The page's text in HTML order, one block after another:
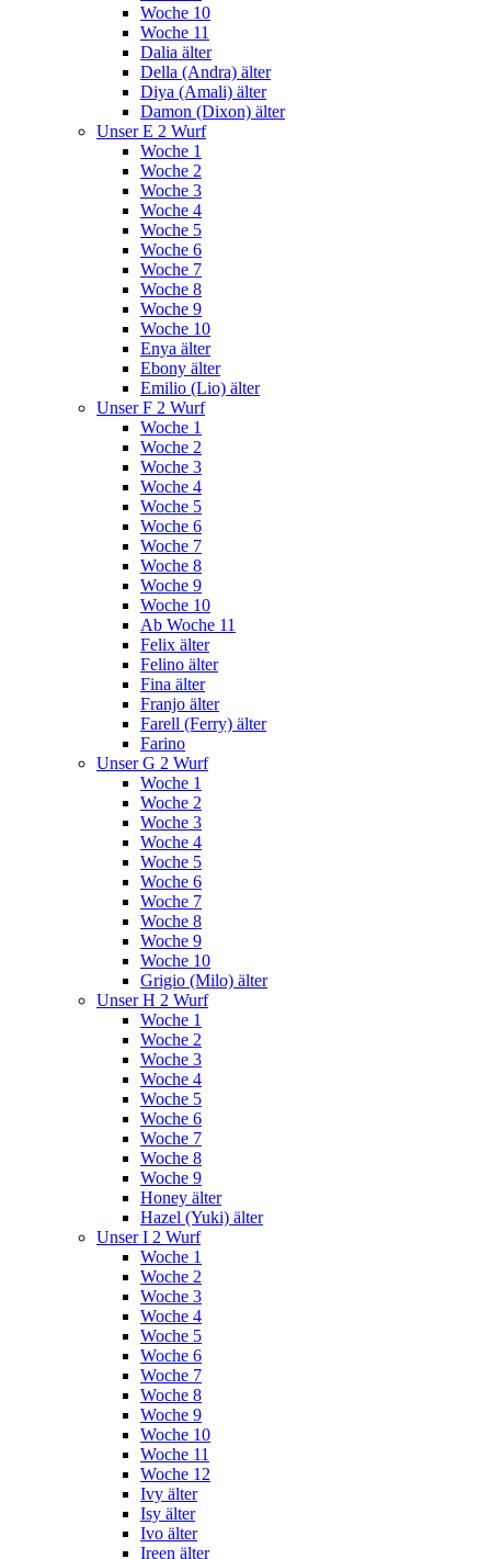
Woche 10
Woche 11
Dalia älter
Della (Andra) älter
Diya (Amali) älter
Damon (Dixon) älter
Unser E 2 Wurf
Woche 1
Woche 2
Woche 3
Woche 4
Woche 5
Woche 6
Woche 7
Woche 8
Woche 9
Woche 10
Enya älter
Ebony älter
Emilio (Lio) älter
Unser F 2 Wurf
Woche 1
Woche 2
Woche 3
Woche 4
Woche 5
Woche 6
Woche 7
Woche 8
Woche 9
Woche 10
Ab Woche 11
Felix älter
Felino älter
Fina älter
Franjo älter
Farell (Ferry) älter
Farino
Unser G 2 Wurf
Woche 1
Woche 2
Woche 3
Woche 4
Woche 5
Woche 6
Woche 7
Woche 8
Woche 9
Woche 10
Grigio (Milo) älter
Unser H 2 Wurf
Woche 1
Woche 2
Woche 3
Woche 4
Woche 5
Woche 6
Woche 7
Woche 8
Woche 9
Honey älter
Hazel (Yuki) älter
Unser I 2 Wurf
Woche 1
Woche 2
Woche 3
Woche 4
Woche 5
Woche 6
Woche 7
Woche 8
Woche 9
Woche 10
Woche 11
Woche 12
Ivy älter
Isy älter
Ivo älter
Ireen älter